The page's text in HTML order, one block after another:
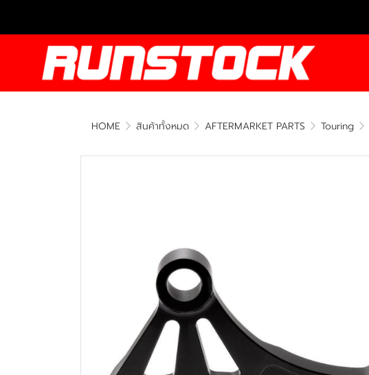
HOME สินค้าทั้งหมด AFTERMARKET PARTS Touring